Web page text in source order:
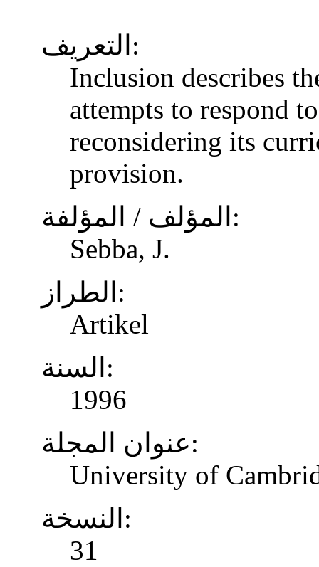
التعريف:
Inclusion describes
attempts to respond
reconsidering its
provision.
المؤلف / المؤلفة:
Sebba, J.
الطراز:
Artikel
السنة:
1996
عنوان المجلة:
University of
النسخة:
31